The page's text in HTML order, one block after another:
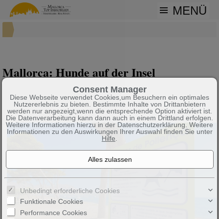
MENÜ
Mallorca: Hunde auf der Insel
Consent Manager
Diese Webseite verwendet Cookies,um Besuchern ein optimales
Nutzererlebnis zu bieten. Bestimmte Inhalte von Drittanbietern
werden nur angezeigt,wenn die entsprechende Option aktiviert ist.
Die Datenverarbeitung kann dann auch in einem Drittland erfolgen.
Weitere Informationen hierzu in der Datenschutzerklärung. Weitere
Informationen zu den Auswirkungen Ihrer Auswahl finden Sie unter
Hilfe
Unbedingt erforderliche Cookies
Funktionale Cookies
Performance Cookies